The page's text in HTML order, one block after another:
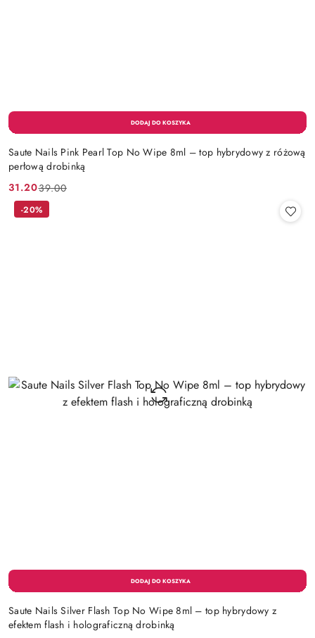
Saute Nails Pink Pearl Top No Wipe 8ml – top hybrydowy z różową
perłową drobinką
Cena
promocyjna:
31.20
Cena
przed
39.00
Saute Nails Silver Flash Top No Wipe 8ml – top hybrydowy z
efektem flash i holograficzną drobinką
-20%